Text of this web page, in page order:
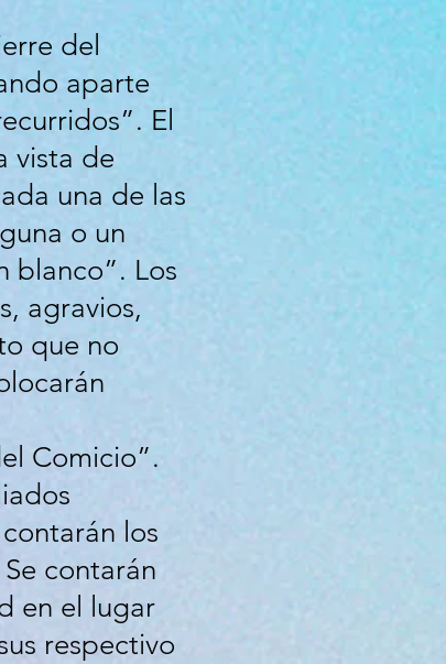
del
aparte
El
vista de
una de las
o un
blanco”. Los
agravios,
que no
Comicio”.
los
contarán
en el lugar
respectivo